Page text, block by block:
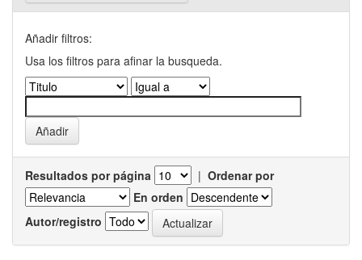
Añadir filtros:
Usa los filtros para afinar la busqueda.
Resultados por página | Ordenar por
En orden
Autor/registro